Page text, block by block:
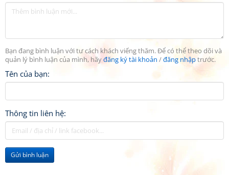
Bạn đang bình luận với tư cách khách viếng thăm. Để có thể theo dõi và
quản lý bình luận của mình, hãyđăng ký tài khoản /đăng nhậptrước.
Tên của bạn:
Thông tin liên hệ:
Gửi bình luận